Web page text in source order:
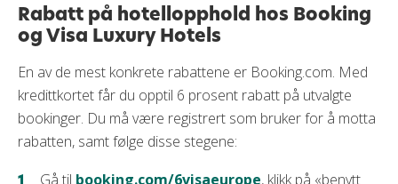
Rabatt på hotellopphold hos Booking
og Visa Luxury Hotels
En av de mest konkrete rabattene er Booking.com. Med
kredittkortet får du opptil 6 prosent rabatt på utvalgte
bookinger. Du må være registrert som bruker for å motta
rabatten, samt følge disse stegene:
Gå til booking.com/6visaeurope, klikk på «benytt